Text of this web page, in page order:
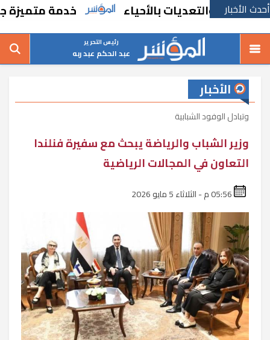
أحدث الأخبار
والتعديات بالأحياء خدمة متميزة
رئيس التحرير
عبد الحكم عبد ربه
الأخبار
وتبادل الوفود الشبابية
وزير الشباب والرياضة يبحث مع سفيرة فنلندا
التعاون في المجالات الرياضية